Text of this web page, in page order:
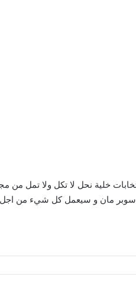
خلية نحل لا تكل ولا تمل
سوبر مان و سيعمل كل شيء من اجل